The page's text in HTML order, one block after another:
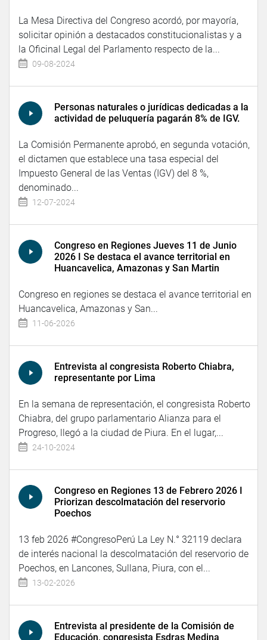
La Mesa Directiva del Congreso acordó, por mayoría,
solicitar opinión a destacados constitucionalistas y a
la Oficinal Legal del Parlamento respecto de la...
09-08-2024
Personas naturales o jurídicas dedicadas a la
actividad de peluquería pagarán 8% de IGV.
La Comisión Permanente aprobó, en segunda votación,
el dictamen que establece una tasa especial del
Impuesto General de las Ventas (IGV) del 8 %,
denominado...
12-07-2024
Congreso en Regiones Jueves 11 de Junio
2026 I Se destaca el avance territorial en
Huancavelica, Amazonas y San Martin
Congreso en regiones se destaca el avance territorial en
Huancavelica, Amazonas y San...
11-06-2026
Entrevista al congresista Roberto Chiabra,
representante por Lima
En la semana de representación, el congresista Roberto
Chiabra, del grupo parlamentario Alianza para el
Progreso, llegó a la ciudad de Piura. En el lugar,...
24-10-2024
Congreso en Regiones 13 de Febrero 2026 I
Priorizan descolmatación del reservorio
Poechos
13 feb 2026 #CongresoPerú La Ley N.° 32119 declara
de interés nacional la descolmatación del reservorio de
Poechos, en Lancones, Sullana, Piura, con el...
13-02-2026
Entrevista al presidente de la Comisión de
Educación, congresista Esdras Medina